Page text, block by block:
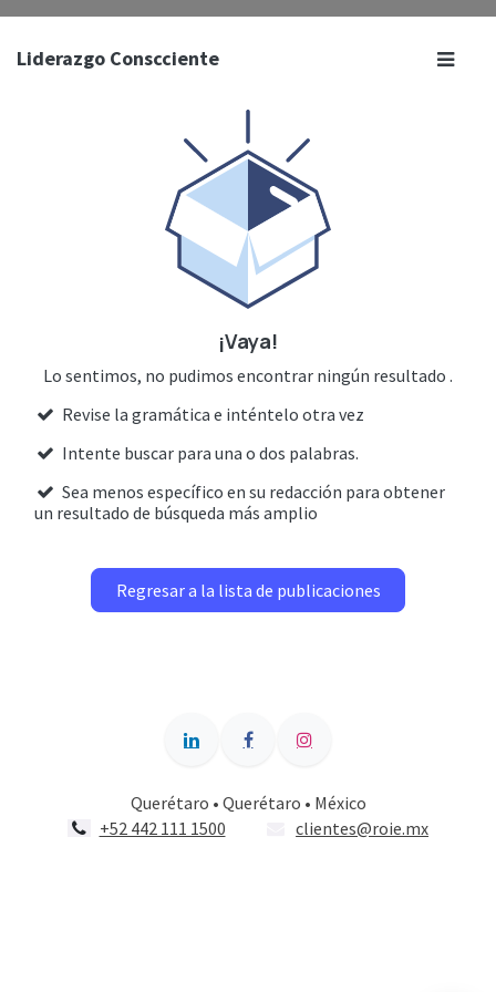
Liderazgo Conscciente
¡Vaya!
Lo sentimos, no pudimos encontrar ningún resultado .
Revise la gramática e inténtelo otra vez
Intente buscar para una o dos palabras.
Sea menos específico en su redacción para obtener
un resultado de búsqueda más amplio
Regresar a la lista de publicaciones
Querétaro • Querétaro • México
+52 442 111 1500
clientes@roie.mx